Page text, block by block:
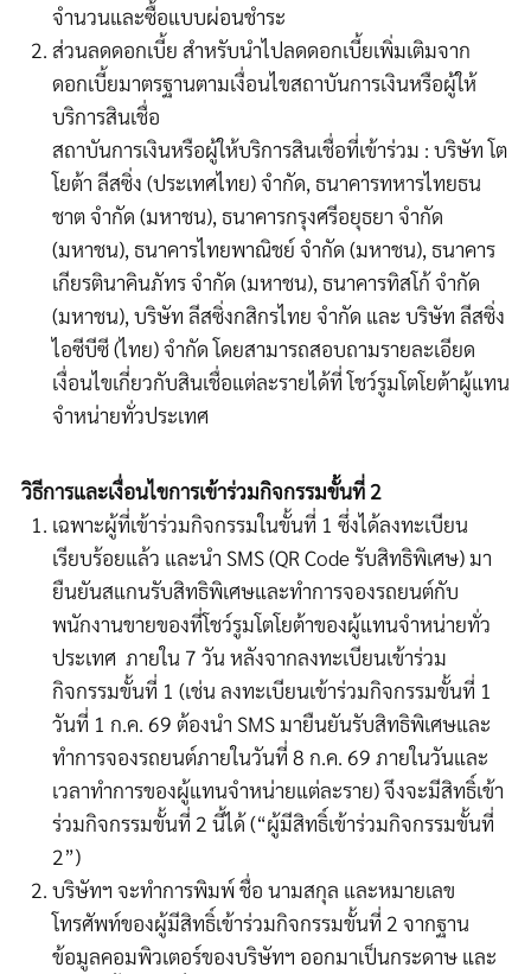
จำนวนและซื้อแบบผ่อนชำระ
ส่วนลดดอกเบี้ย สำหรับนำไปลดดอกเบี้ยเพิ่มเติมจาก
ดอกเบี้ยมาตรฐานตามเงื่อนไขสถาบันการเงินหรือผู้ให้
บริการสินเชื่อ
สถาบันการเงินหรือผู้ให้บริการสินเชื่อที่เข้าร่วม : บริษัท โต
โยต้า ลีสซิ่ง (ประเทศไทย) จำกัด, ธนาคารทหารไทยธน
ชาต จำกัด (มหาชน), ธนาคารกรุงศรีอยุธยา จำกัด
(มหาชน), ธนาคารไทยพาณิชย์ จำกัด (มหาชน), ธนาคาร
เกียรตินาคินภัทร จำกัด (มหาชน), ธนาคารทิสโก้ จำกัด
(มหาชน), บริษัท ลีสซิ่งกสิกรไทย จำกัด และ บริษัท ลีสซิ่ง
ไอซีบีซี (ไทย) จำกัดโดยสามารถสอบถามรายละเอียด
เงื่อนไขเกี่ยวกับสินเชื่อแต่ละรายได้ที่ โชว์รูมโตโยต้าผู้แทน
จำหน่ายทั่วประเทศ
วิธีการและเงื่อนไขการเข้าร่วมกิจกรรมขั้นที่ 2
เฉพาะผู้ที่เข้าร่วมกิจกรรมในขั้นที่ 1 ซึ่งได้ลงทะเบียน
เรียบร้อยแล้ว และนำ SMS (QR Code รับสิทธิพิเศษ) มา
ยืนยันสแกนรับสิทธิพิเศษและทำการจองรถยนต์กับ
พนักงานขายของที่โชว์รูมโตโยต้าของผู้แทนจำหน่ายทั่ว
ประเทศ ภายใน 7 วัน หลังจากลงทะเบียนเข้าร่วม
กิจกรรมขั้นที่ 1 (เช่น ลงทะเบียนเข้าร่วมกิจกรรมขั้นที่ 1
วันที่ 1 ก.ค. 69 ต้องนำ SMS มายืนยันรับสิทธิพิเศษและ
ทำการจองรถยนต์ภายในวันที่ 8 ก.ค. 69 ภายในวันและ
เวลาทำการของผู้แทนจำหน่ายแต่ละราย) จึงจะมีสิทธิ์เข้า
ร่วมกิจกรรมขั้นที่ 2 นี้ได้ (“ผู้มีสิทธิ์เข้าร่วมกิจกรรมขั้นที่
2”)
บริษัทฯ จะทำการพิมพ์ ชื่อ นามสกุล และหมายเลข
โทรศัพท์ของผู้มีสิทธิ์เข้าร่วมกิจกรรมขั้นที่ 2 จากฐาน
ข้อมูลคอมพิวเตอร์ของบริษัทฯ ออกมาเป็นกระดาษ และ